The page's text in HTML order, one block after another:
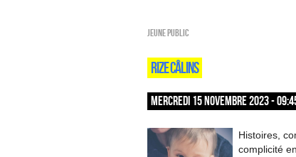
Jeune public
RIZE CÂLINS
MERCREDI 15 NOVEMBRE 2023 -
Histoires,
complicité